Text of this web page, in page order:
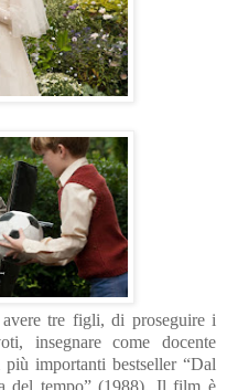
tre figli, di proseguire i
insegnare come docente
importanti bestseller “Dal
del tempo” (1988). Il film è